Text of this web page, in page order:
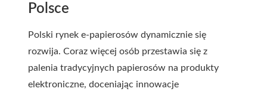
Polsce
Polski rynek e-papierosów dynamicznie się
rozwija. Coraz więcej osób przestawia się z
palenia tradycyjnych papierosów na produkty
elektroniczne, doceniając innowacje